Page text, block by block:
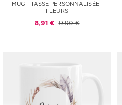
MUG - TASSE PERSONNALISÉE -
FLEURS
8,91 € 9,90 €